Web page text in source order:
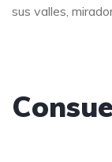
sus valles,